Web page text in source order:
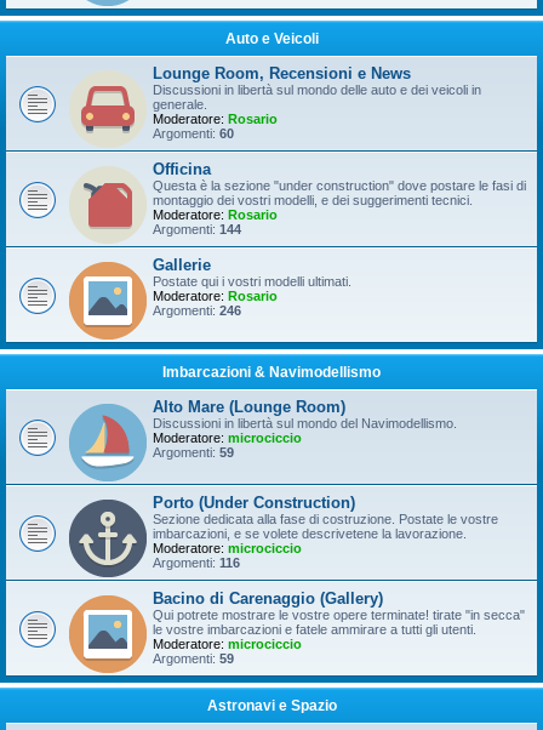
Auto e Veicoli
Lounge Room, Recensioni e News
Discussioni in libertà sul mondo delle auto e dei veicoli in
generale.
Moderatore: Rosario
Argomenti: 60
Officina
Questa è la sezione "under construction" dove postare le fasi di
montaggio dei vostri modelli, e dei suggerimenti tecnici.
Moderatore: Rosario
Argomenti: 144
Gallerie
Postate qui i vostri modelli ultimati.
Moderatore: Rosario
Argomenti: 246
Imbarcazioni & Navimodellismo
Alto Mare (Lounge Room)
Discussioni in libertà sul mondo del Navimodellismo.
Moderatore: microciccio
Argomenti: 59
Porto (Under Construction)
Sezione dedicata alla fase di costruzione. Postate le vostre
imbarcazioni, e se volete descrivetene la lavorazione.
Moderatore: microciccio
Argomenti: 116
Bacino di Carenaggio (Gallery)
Qui potrete mostrare le vostre opere terminate! tirate "in secca"
le vostre imbarcazioni e fatele ammirare a tutti gli utenti.
Moderatore: microciccio
Argomenti: 59
Astronavi e Spazio